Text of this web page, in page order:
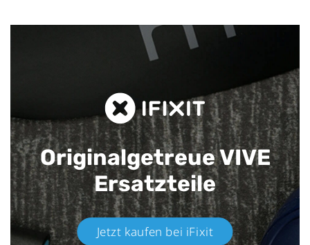
Originalgetreue VIVE
Ersatzteile
Jetzt kaufen bei iFixit​